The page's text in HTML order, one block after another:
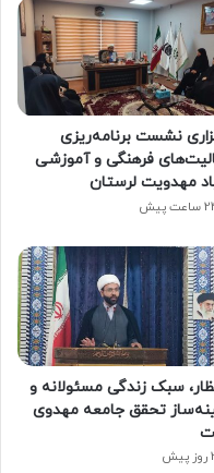
نشست برنامه‌ریزی
فرهنگی و آموزشی
مهدویت لرستان
پیش
سبک زندگی مسئولانه و
تحقق جامعه مهدوی